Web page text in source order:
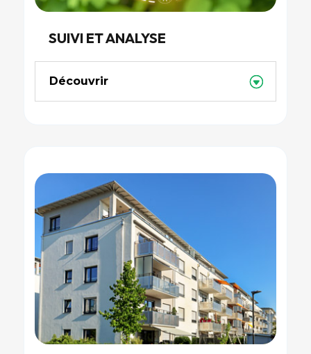
SUIVI ET ANALYSE
Découvrir